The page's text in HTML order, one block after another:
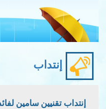
إنتداب
إنتداب تقنيين سامين